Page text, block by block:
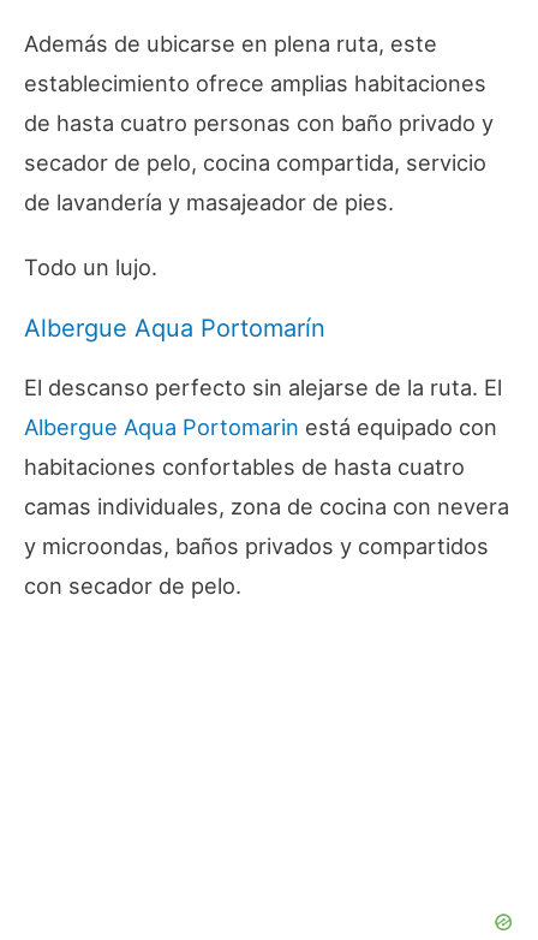
Además de ubicarse en plena ruta, este
establecimiento ofrece amplias habitaciones
de hasta cuatro personas con baño privado y
secador de pelo, cocina compartida, servicio
de lavandería y masajeador de pies.
Todo un lujo.
Albergue Aqua Portomarín
El descanso perfecto sin alejarse de la ruta. El
Albergue Aqua Portomarin está equipado con
habitaciones confortables de hasta cuatro
camas individuales, zona de cocina con nevera
y microondas, baños privados y compartidos
con secador de pelo.